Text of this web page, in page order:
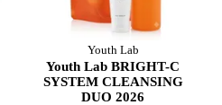
Youth Lab
Youth Lab BRIGHT-C
SYSTEM CLEANSING
DUO 2026